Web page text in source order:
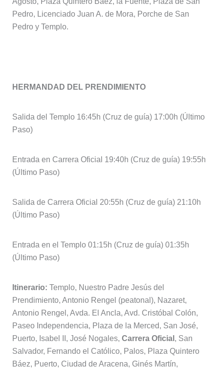
Pedro, Licenciado Juan A. de Mora, Porche de San
Pedro y Templo.
HERMANDAD DEL PRENDIMIENTO
Salida del Templo 16:45h (Cruz de guía) 17:00h (Último
Paso)
Entrada en Carrera Oficial 19:40h (Cruz de guía) 19:55h
(Último Paso)
Salida de Carrera Oficial 20:55h (Cruz de guía) 21:10h
(Último Paso)
Entrada en el Templo 01:15h (Cruz de guía) 01:35h
(Último Paso)
Itinerario: Templo, Nuestro Padre Jesús del
Prendimiento, Antonio Rengel (peatonal), Nazaret,
Antonio Rengel, Avda. El Ancla, Avd. Cristóbal Colón,
Paseo Independencia, Plaza de la Merced, San José,
Puerto, Isabel II, José Nogales, Carrera Oficial , San
Salvador, Fernando el Católico, Palos, Plaza Quintero
Báez, Puerto, Ciudad de Aracena, Ginés Martín,